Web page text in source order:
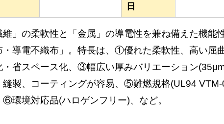
日
維」の柔軟性と「金属」の導電性を兼ね備えた機能
・導電不織布」。特長は、①優れた柔軟性、高い屈
・省スペース化、③幅広い厚みバリエーション
縫製、コーティングが容易、⑤難燃規格(UL94
⑥環境対応品(ハロゲンフリー)、など。